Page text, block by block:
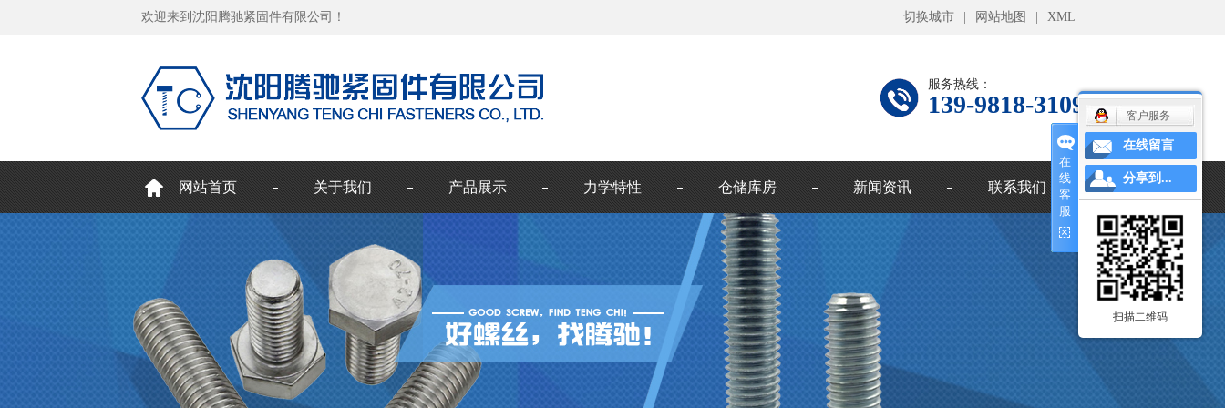
欢迎来到沈阳腾驰紧固件有限公司！ 切换城市 网站地图 XML
服务热线：
139-9818-3109
网站首页 关于我们 产品展示 力学特性 仓储库房 新闻资讯 联系我们
在
线
客
服
客户服务
在线留言
分享到...